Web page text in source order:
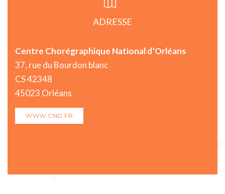
ADRESSE
Centre Chorégraphique National d’Orléans
37, rue du Bourdon blanc
CS 42348
45023 Orléans
WWW.CND.FR